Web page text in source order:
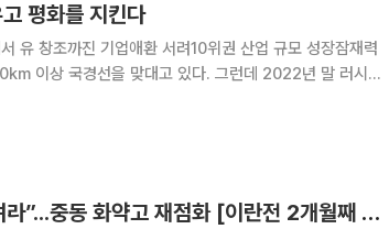
평화를 지킨다
유 창조까진 기업애환 서려10위권 산업 규모 성장잠재력
스페이스가 제작한 K-9 자주
네타냐후 “헤즈볼라 세게 때려라”...중동 화약고 재점화 [이란전 2개월째 ③]